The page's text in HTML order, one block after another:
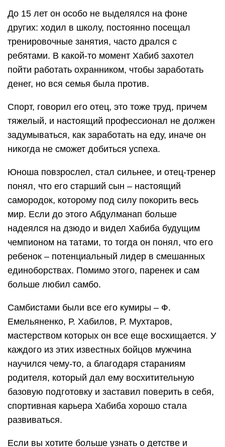
До 15 лет он особо не выделялся на фоне
других: ходил в школу, постоянно посещал
тренировочные занятия, часто дрался с
ребятами. В какой-то момент Хабиб захотел
пойти работать охранником, чтобы заработать
денег, но вся семья была против.
Спорт, говорил его отец, это тоже труд, причем
тяжелый, и настоящий профессионал не должен
задумываться, как заработать на еду, иначе он
никогда не сможет добиться успеха.
Юноша повзрослел, стал сильнее, и отец-тренер
понял, что его старший сын – настоящий
самородок, которому под силу покорить весь
мир. Если до этого Абдулманап больше
надеялся на дзюдо и видел Хабиба будущим
чемпионом на татами, то тогда он понял, что его
ребенок – потенциальный лидер в смешанных
единоборствах. Помимо этого, паренек и сам
больше любил самбо.
Самбистами были все его кумиры – Ф.
Емельяненко, Р. Хабилов, Р. Мухтаров,
мастерством которых он все еще восхищается. У
каждого из этих известных бойцов мужчина
научился чему-то, а благодаря стараниям
родителя, который дал ему восхитительную
базовую подготовку и заставил поверить в себя,
спортивная карьера Хабиба хорошо стала
развиваться.
Если вы хотите больше узнать о детстве и